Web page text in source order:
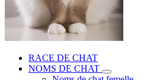
RACE DE CHAT
NOMS DE CHAT